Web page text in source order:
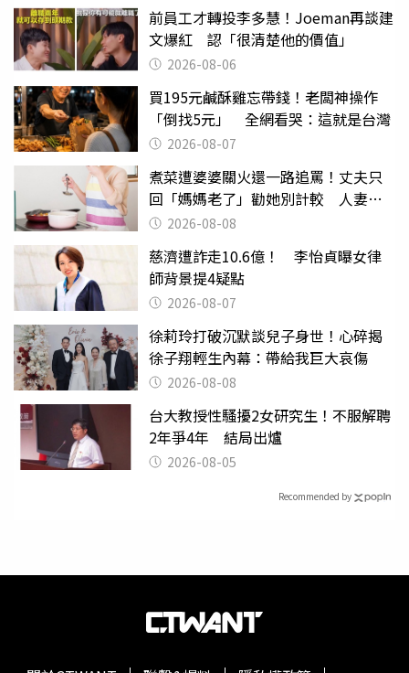
前員工才轉投李多慧！Joeman再談建
文爆紅 認「很清楚他的價值」
2026-08-06
買195元鹹酥雞忘帶錢！老闆神操作
「倒找5元」 全網看哭：這就是台灣
2026-08-07
煮菜遭婆婆關火還一路追罵！丈夫只
回「媽媽老了」勸她別計較 人妻超
崩潰：我像台傭
2026-08-08
慈濟遭詐走10.6億！ 李怡貞曝女律
師背景提4疑點
2026-08-07
徐莉玲打破沉默談兒子身世！心碎揭
徐子翔輕生內幕：帶給我巨大哀傷
2026-08-08
台大教授性騷擾2女研究生！不服解聘
2年爭4年 結局出爐
2026-08-05
Recommended by